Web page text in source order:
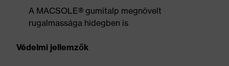
A MACSOLE® gumitalp megnövelt
rugalmassága hidegben is
Védelmi jellemzők